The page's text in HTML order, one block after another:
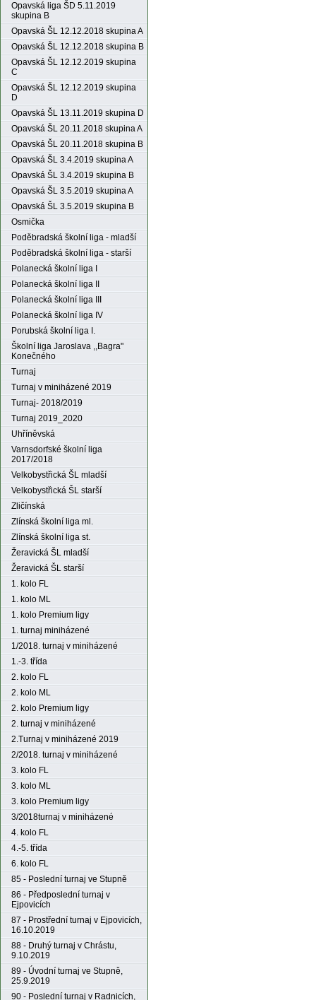
Opavská liga ŠD 5.11.2019
skupina B
Opavská ŠL 12.12.2018 skupina A
Opavská ŠL 12.12.2018 skupina B
Opavská ŠL 12.12.2019 skupina
C
Opavská ŠL 12.12.2019 skupina
D
Opavská ŠL 13.11.2019 skupina D
Opavská ŠL 20.11.2018 skupina A
Opavská ŠL 20.11.2018 skupina B
Opavská ŠL 3.4.2019 skupina A
Opavská ŠL 3.4.2019 skupina B
Opavská ŠL 3.5.2019 skupina A
Opavská ŠL 3.5.2019 skupina B
Osmička
Poděbradská školní liga - mladší
Poděbradská školní liga - starší
Polanecká školní liga I
Polanecká školní liga II
Polanecká školní liga III
Polanecká školní liga IV
Porubská školní liga I.
Školní liga Jaroslava ,,Bagra"
Konečného
Turnaj
Turnaj v miniházené 2019
Turnaj- 2018/2019
Turnaj 2019_2020
Uhříněvská
Varnsdorfské školní liga
2017/2018
Velkobystřická ŠL mladší
Velkobystřická ŠL starší
Zličínská
Zlínská školní liga ml.
Zlínská školní liga st.
Žeravická ŠL mladší
Žeravická ŠL starší
1. kolo FL
1. kolo ML
1. kolo Premium ligy
1. turnaj miniházené
1/2018. turnaj v miniházené
1.-3. třída
2. kolo FL
2. kolo ML
2. kolo Premium ligy
2. turnaj v miniházené
2.Turnaj v miniházené 2019
2/2018. turnaj v miniházené
3. kolo FL
3. kolo ML
3. kolo Premium ligy
3/2018turnaj v miniházené
4. kolo FL
4.-5. třída
6. kolo FL
85 - Poslední turnaj ve Stupně
86 - Předposlední turnaj v
Ejpovicích
87 - Prostřední turnaj v Ejpovicích,
16.10.2019
88 - Druhý turnaj v Chrástu,
9.10.2019
89 - Úvodní turnaj ve Stupně,
25.9.2019
90 - Poslední turnaj v Radnicích,